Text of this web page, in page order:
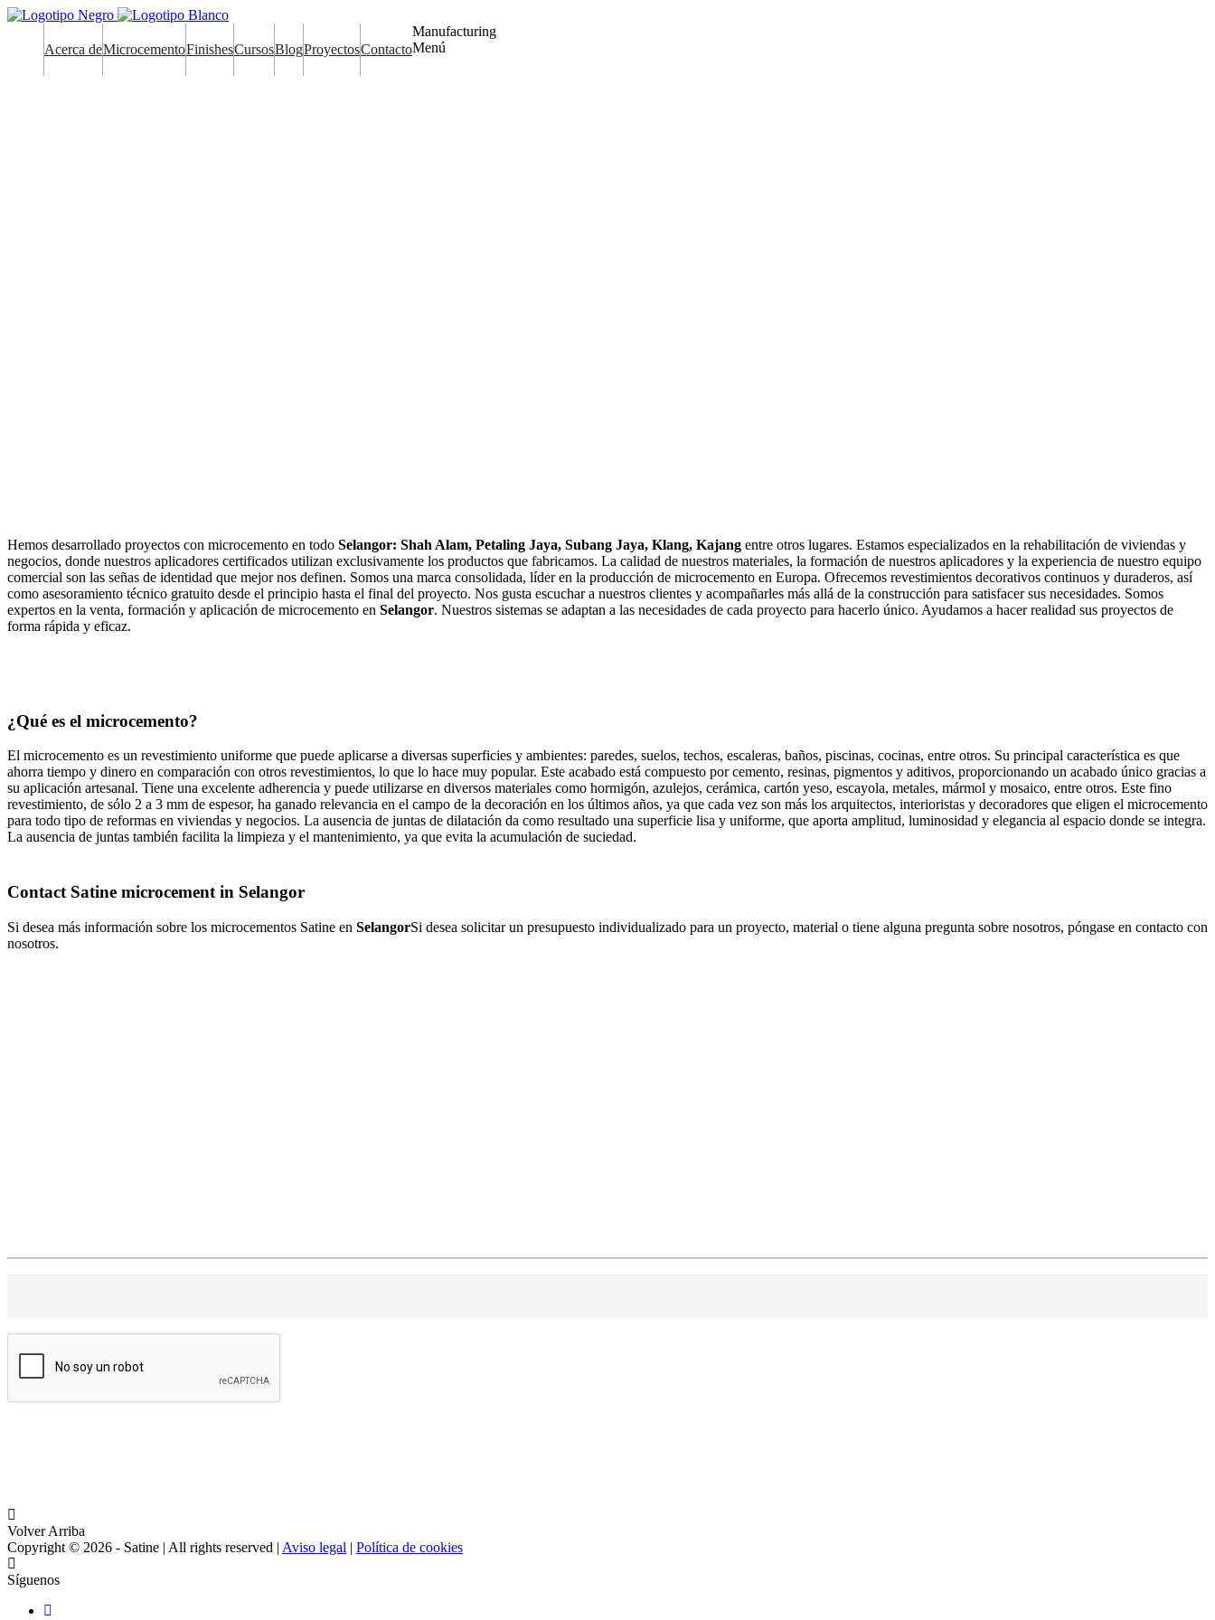
Acerca deMicrocementoFinishesCursosBlogProyectosContacto
Manufacturing
Menú
Microcement Selangor
Hemos desarrollado proyectos con microcemento en todo Selangor: Shah Alam, Petaling Jaya, Subang Jaya, Klang, Kajang entre otros lugares. Estamos especializados en la rehabilitación de viviendas y
negocios, donde nuestros aplicadores certificados utilizan exclusivamente los productos que fabricamos. La calidad de nuestros materiales, la formación de nuestros aplicadores y la experiencia de nuestro equipo
comercial son las señas de identidad que mejor nos definen. Somos una marca consolidada, líder en la producción de microcemento en Europa. Ofrecemos revestimientos decorativos continuos y duraderos, así
como asesoramiento técnico gratuito desde el principio hasta el final del proyecto. Nos gusta escuchar a nuestros clientes y acompañarles más allá de la construcción para satisfacer sus necesidades. Somos
expertos en la venta, formación y aplicación de microcemento en Selangor. Nuestros sistemas se adaptan a las necesidades de cada proyecto para hacerlo único. Ayudamos a hacer realidad sus proyectos de
forma rápida y eficaz.
¿Qué es el microcemento?
El microcemento es un revestimiento uniforme que puede aplicarse a diversas superficies y ambientes: paredes, suelos, techos, escaleras, baños, piscinas, cocinas, entre otros. Su principal característica es que
ahorra tiempo y dinero en comparación con otros revestimientos, lo que lo hace muy popular. Este acabado está compuesto por cemento, resinas, pigmentos y aditivos, proporcionando un acabado único gracias a
su aplicación artesanal. Tiene una excelente adherencia y puede utilizarse en diversos materiales como hormigón, azulejos, cerámica, cartón yeso, escayola, metales, mármol y mosaico, entre otros. Este fino
revestimiento, de sólo 2 a 3 mm de espesor, ha ganado relevancia en el campo de la decoración en los últimos años, ya que cada vez son más los arquitectos, interioristas y decoradores que eligen el microcemento
para todo tipo de reformas en viviendas y negocios. La ausencia de juntas de dilatación da como resultado una superficie lisa y uniforme, que aporta amplitud, luminosidad y elegancia al espacio donde se integra.
La ausencia de juntas también facilita la limpieza y el mantenimiento, ya que evita la acumulación de suciedad.
Contact Satine microcement in Selangor
Si desea más información sobre los microcementos Satine en SelangorSi desea solicitar un presupuesto individualizado para un proyecto, material o tiene alguna pregunta sobre nosotros, póngase en contacto con
nosotros.
Volver Arriba
Copyright © 2026 - Satine | All rights reserved | Aviso legal | Política de cookies
Síguenos